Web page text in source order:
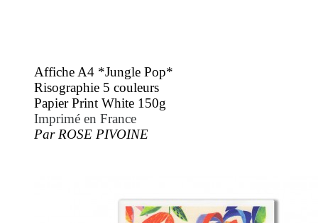
Affiche A4 *Jungle Pop*
Risographie 5 couleurs
Papier Print White 150g
Imprimé en France
Par ROSE PIVOINE